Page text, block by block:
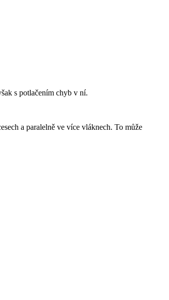
s potlačením chyb v ní.
a paralelně ve více vláknech. To může